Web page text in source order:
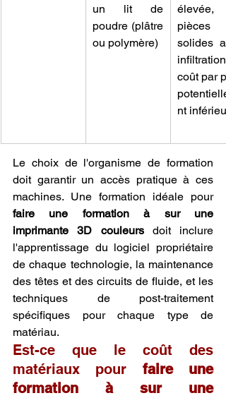
un lit de
poudre (plâtre
ou polymère)
élevée,
pièces
solides
infiltration,
coût par
nt inférieur.
Le choix de l'organisme de formation
doit garantir un accès pratique à ces
machines. Une formation idéale pour
faire une formation à sur une
imprimante 3D couleurs doit inclure
l'apprentissage du logiciel propriétaire
de chaque technologie, la maintenance
des têtes et des circuits de fluide, et les
techniques de post-traitement
spécifiques pour chaque type de
matériau.
Est-ce que le coût des
matériaux pour faire une
formation à sur une